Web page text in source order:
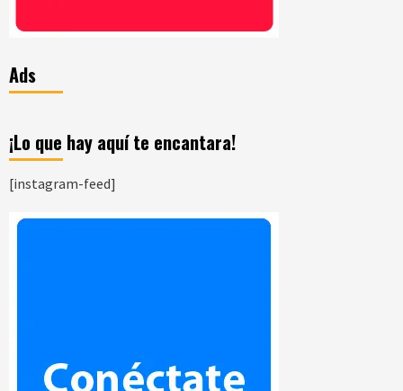
Ads
¡Lo que hay aquí te encantara!
[instagram-feed]